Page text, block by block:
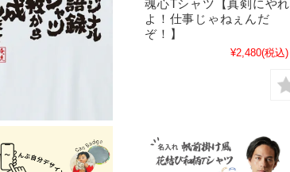
魂心Tシャツ【真剣にやれ
よ！仕事じゃねぇんだ
ぞ！】
¥2,480(税込)